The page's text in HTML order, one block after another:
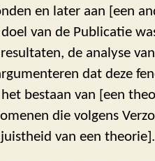
en later aan [een
van de Publicatie
de analyse van
dat deze
bestaan van [een
die volgens
van een theorie].